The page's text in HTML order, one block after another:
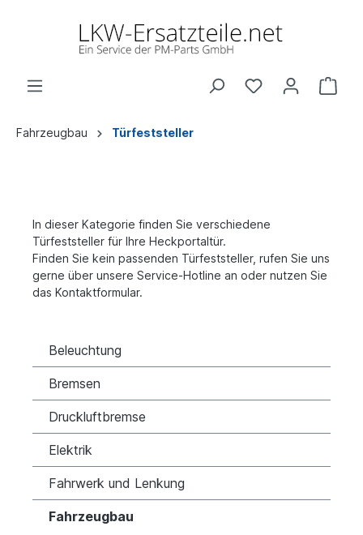
Fahrzeugbau Türfeststeller
In dieser Kategorie finden Sie verschiedene
Türfeststeller für Ihre Heckportaltür.
Finden Sie kein passenden Türfeststeller, rufen Sie uns
gerne über unsere Service-Hotline an oder nutzen Sie
das Kontaktformular.
Beleuchtung
Bremsen
Druckluftbremse
Elektrik
Fahrwerk und Lenkung
Fahrzeugbau